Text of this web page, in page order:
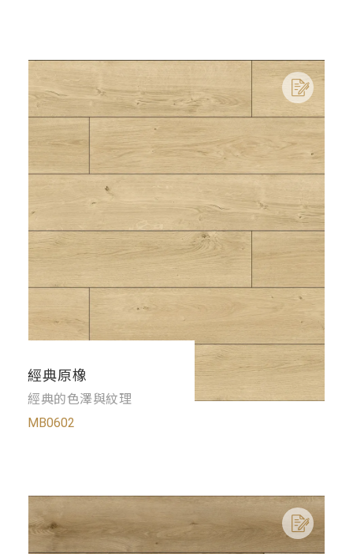
經典原橡
經典的色澤與紋理
MB0602